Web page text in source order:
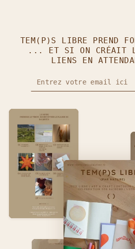
TEM(P)S LIBRE PREND
... ET SI ON CRÉAIT
LIENS EN
Entrez votre email ici